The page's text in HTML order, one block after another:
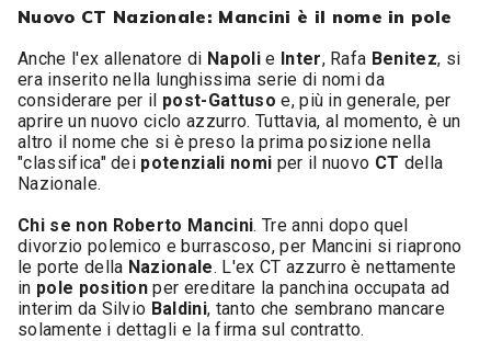
Nuovo CT Nazionale: Mancini è il nome in pole
Anche l'ex allenatore di Napolie Inter, Rafa Benitez, si
era inserito nella lunghissima serie di nomi da
considerare per il post-Gattuso e, più in generale, per
aprire un nuovo ciclo azzurro. Tuttavia, al momento, è un
altro il nome che si è preso la prima posizione nella
"classifica" dei potenziali nomi per il nuovo CT della
Nazionale.
Chi se non Roberto Mancini. Tre anni dopo quel
divorzio polemico e burrascoso, per Mancini si riaprono
le porte della Nazionale. L'ex CT azzurro è nettamente
in pole position per ereditare la panchina occupata ad
interim da Silvio Baldini, tanto che sembrano mancare
solamente i dettagli e la firma sul contratto.